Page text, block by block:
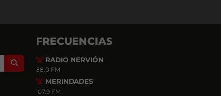
Search
FRECUENCIAS
RADIO NERVIÓN
88.0 FM
MERINDADES
107.9 FM